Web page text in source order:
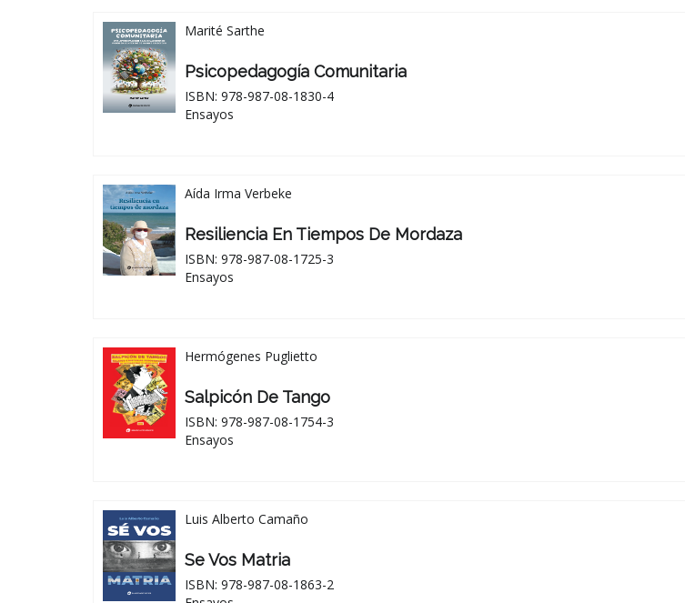
Marité Sarthe
Psicopedagogía Comunitaria
ISBN: 978-987-08-1830-4
Ensayos
Aída Irma Verbeke
Resiliencia En Tiempos De Mordaza
ISBN: 978-987-08-1725-3
Ensayos
Hermógenes Puglietto
Salpicón De Tango
ISBN: 978-987-08-1754-3
Ensayos
Luis Alberto Camaño
Se Vos Matria
ISBN: 978-987-08-1863-2